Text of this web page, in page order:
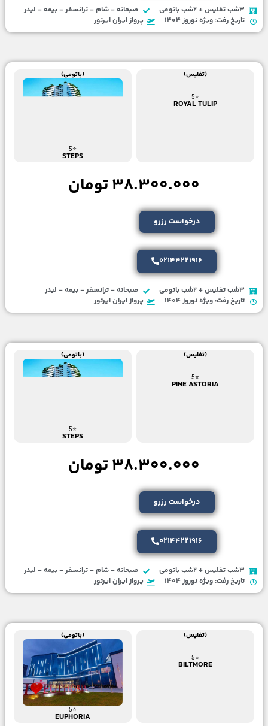
3شب تفلیس + 2شب باتومی
صبحانه - شام - ترانسفر - بیمه - لیدر
تاریخ رفت: ویژه نوروز 1404
پرواز ایران ایرتور
(تفلیس)
⭐5
ROYAL TULIP
(باتومی)
⭐5
STEPS
38.300.000 تومان
درخواست رزرو
02144221916
3شب تفلیس + 2شب باتومی
صبحانه - ترانسفر - بیمه - لیدر
تاریخ رفت: ویژه نوروز 1404
پرواز ایران ایرتور
(تفلیس)
⭐5
PINE ASTORIA
(باتومی)
⭐5
STEPS
38.300.000 تومان
درخواست رزرو
02144221916
3شب تفلیس + 2شب باتومی
صبحانه - شام - ترانسفر - بیمه - لیدر
تاریخ رفت: ویژه نوروز 1404
پرواز ایران ایرتور
(تفلیس)
⭐5
BILTMORE
(باتومی)
⭐5
EUPHORIA